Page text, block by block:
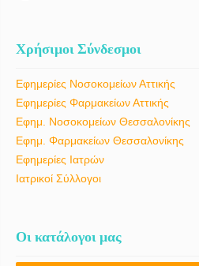
Χρήσιμοι Σύνδεσμοι
Εφημερίες Νοσοκομείων Αττικής
Εφημερίες Φαρμακείων Αττικής
Εφημ. Νοσοκομείων Θεσσαλονίκης
Εφημ. Φαρμακείων Θεσσαλονίκης
Εφημερίες Ιατρών
Ιατρικοί Σύλλογοι
Οι κατάλογοι μας